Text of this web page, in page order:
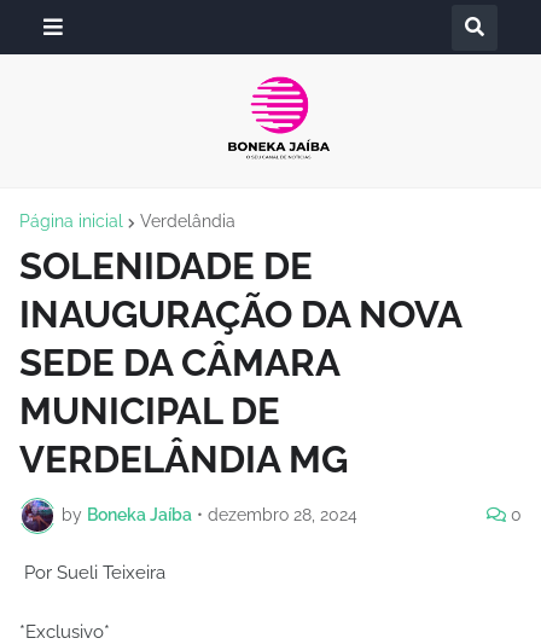
Página inicial Verdelândia
SOLENIDADE DE
INAUGURAÇÃO DA NOVA
SEDE DA CÂMARA
MUNICIPAL DE
VERDELÂNDIA MG
by Boneka Jaíba • dezembro 28, 2024 0
Por Sueli Teixeira
*Exclusivo*